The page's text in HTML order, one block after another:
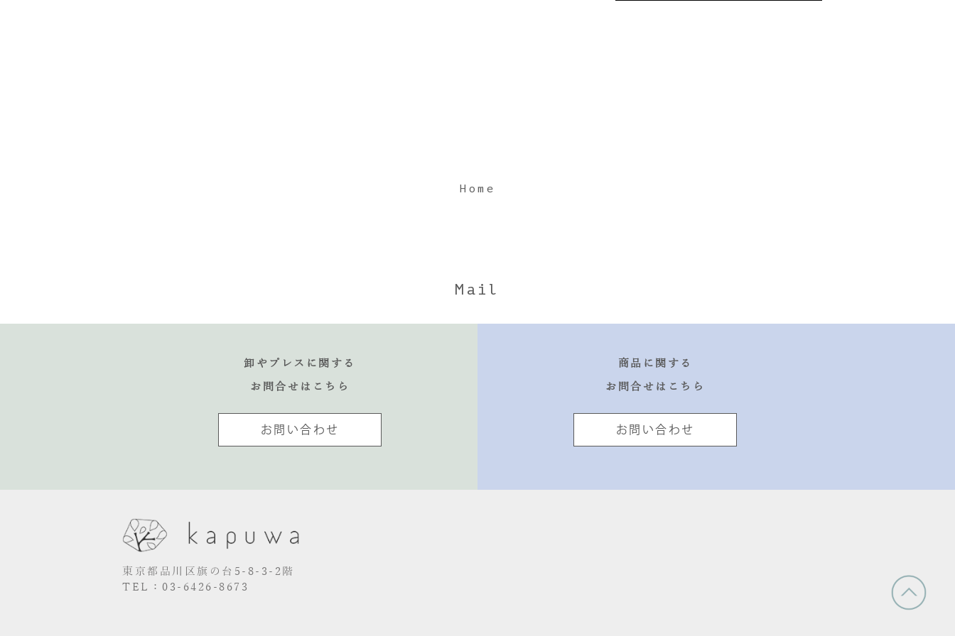
Home
Mail
卸やプレスに関する
お問合せはこちら
お問い合わせ
商品に関する
お問合せはこちら
お問い合わせ
東京都品川区旗の台5-8-3-2階
TEL：03-6426-8673